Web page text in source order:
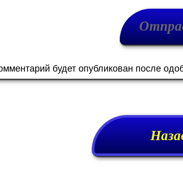
будет опубликован после